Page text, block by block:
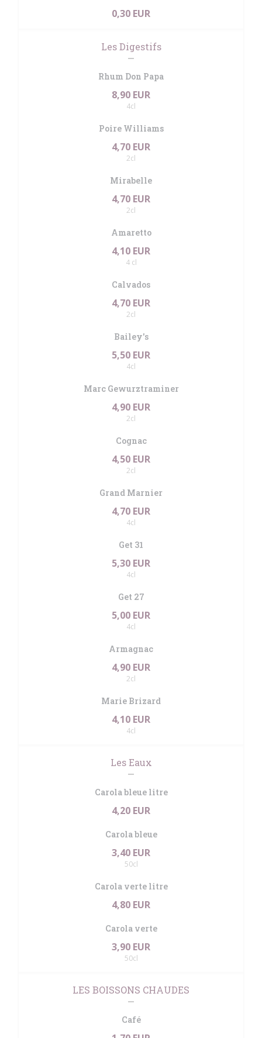
0,30 EUR
Les Digestifs
Rhum Don Papa
8,90 EUR
4cl
Poire Williams
4,70 EUR
2cl
Mirabelle
4,70 EUR
2cl
Amaretto
4,10 EUR
4 cl
Calvados
4,70 EUR
2cl
Bailey's
5,50 EUR
4cl
Marc Gewurztraminer
4,90 EUR
2cl
Cognac
4,50 EUR
2cl
Grand Marnier
4,70 EUR
4cl
Get 31
5,30 EUR
4cl
Get 27
5,00 EUR
4cl
Armagnac
4,90 EUR
2cl
Marie Brizard
4,10 EUR
4cl
Les Eaux
Carola bleue litre
4,20 EUR
Carola bleue
3,40 EUR
50cl
Carola verte litre
4,80 EUR
Carola verte
3,90 EUR
50cl
LES BOISSONS CHAUDES
Café